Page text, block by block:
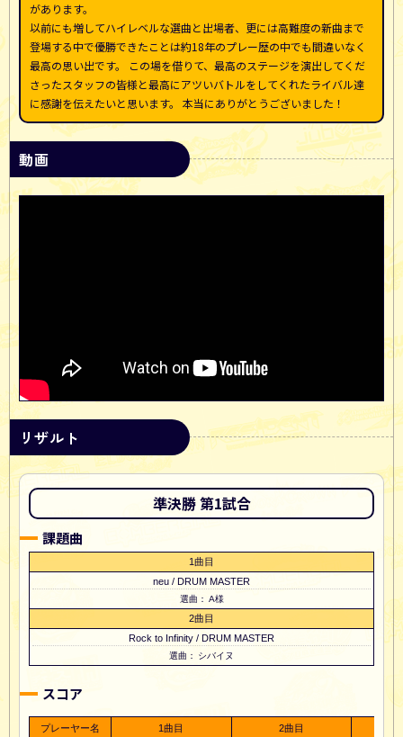
キャンペーン
動画
があります。
以前にも増してハイレベルな選曲と出場者、更には高難度の新曲まで
登場する中で優勝できたことは約18年のプレー歴の中でも間違いなく
最高の思い出です。 この場を借りて、最高のステージを演出してくだ
さったスタッフの皆様と最高にアツいバトルをしてくれたライバル達
に感謝を伝えたいと思います。 本当にありがとうございました！
動画
リザルト
準決勝 第1試合
課題曲
1曲目
neu / DRUM MASTER
A様
2曲目
Rock to Infinity / DRUM MASTER
シバイヌ
スコア
プレーヤー名 1曲目 2曲目